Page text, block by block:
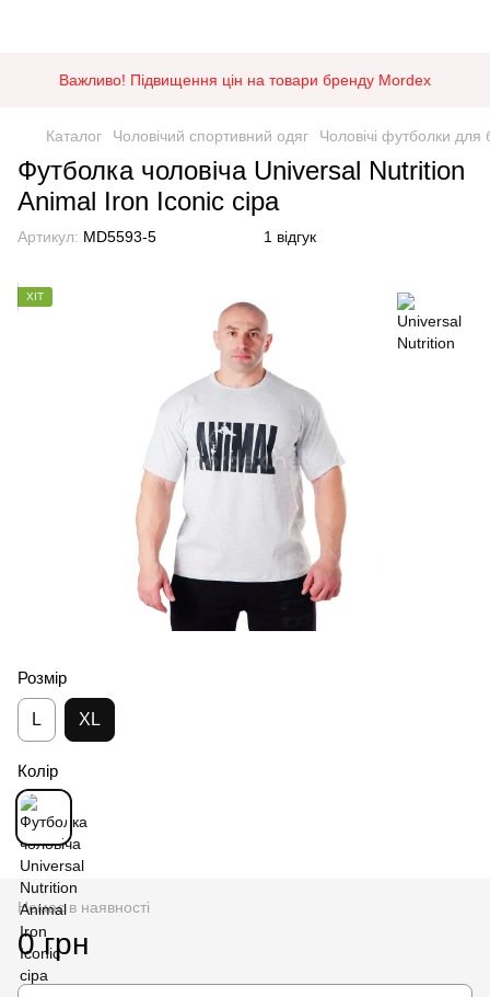
Важливо! Підвищення цін на товари бренду Mordex
Каталог Чоловічий спортивний одяг Чоловічі футболки для
Футболка чоловіча Universal Nutrition
Animal Iron Iconic сіра
Артикул: MD5593-5 1 відгук
ХІТ
Розмір
L XL
Колір
Немає в наявності
0 грн